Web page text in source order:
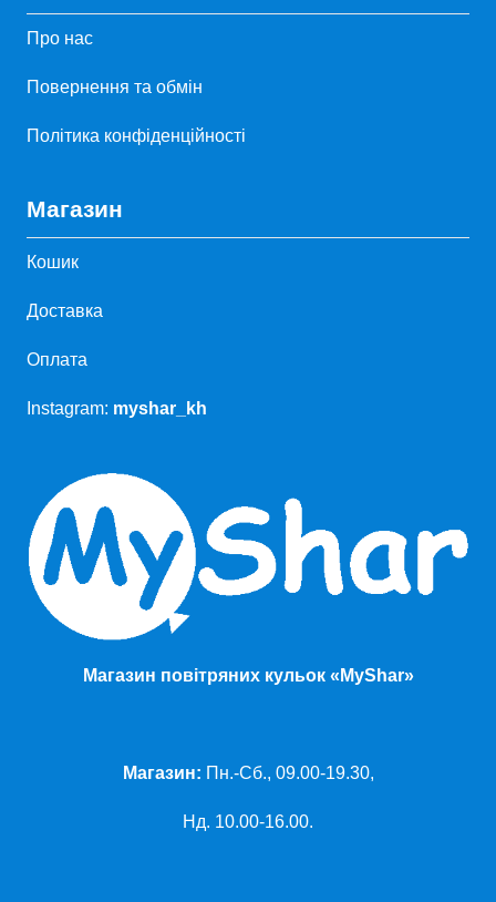
Про нас
Повернення та обмін
Політика конфіденційності
Магазин
Кошик
Доставка
Оплата
Instagram: myshar_kh
Магазин повітряних кульок «MyShar»
Магазин: Пн.-Сб., 09.00-19.30,
Нд. 10.00-16.00.